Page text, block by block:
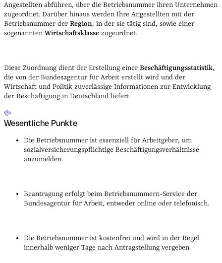
Angestellten abführen, über die Betriebsnummer ihren Unternehmen
zugeordnet. Darüber hinaus werden Ihre Angestellten mit der
Betriebsnummer der Region, in der sie tätig sind, sowie einer
sogenannten Wirtschaftsklasse zugeordnet.
Diese Zuordnung dient der Erstellung einer Beschäftigungsstatistik,
die von der Bundesagentur für Arbeit erstellt wird und der
Wirtschaft und Politik zuverlässige Informationen zur Entwicklung
der Beschäftigung in Deutschland liefert.
Wesentliche Punkte
Die Betriebsnummer ist essenziell für Arbeitgeber, um
sozialversicherungspflichtige Beschäftigungsverhältnisse
anzumelden.
Beantragung erfolgt beim Betriebsnummern-Service der
Bundesagentur für Arbeit, entweder online oder telefonisch.
Die Betriebsnummer ist kostenfrei und wird in der Regel
innerhalb weniger Tage nach Antragstellung vergeben.